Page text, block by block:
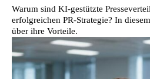
Warum sind KI-gestützte
erfolgreichen PR-Strategie? In
über ihre Vorteile.